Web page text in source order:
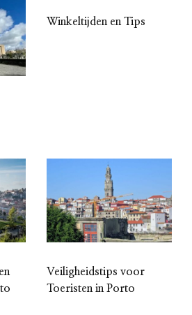
Winkeltijden en Tips
Veiligheidstips voor
Toeristen in Porto